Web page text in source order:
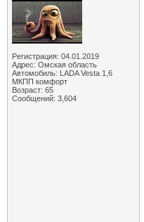
Регистрация: 04.01.2019
Адрес: Омская область
Автомобиль: LADA Vesta 1,6
МКПП комфорт
Возраст: 65
Сообщений: 3,604